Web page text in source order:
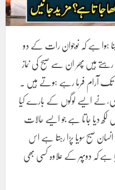
ہوا ہے کہ نوجوان رات کے دو
ہیں پھر ان سے صبح کی نماز
تک آرام فرما رہے ہوتے ہیں ۔
نے ایسے لوگوں کے بارے کیا
دیا جاتا ہے جو ایسے حالات
صبح سویا پڑا رہتا ہے اس
ہے کہ دوپہر کے علاوہ کسی بھی